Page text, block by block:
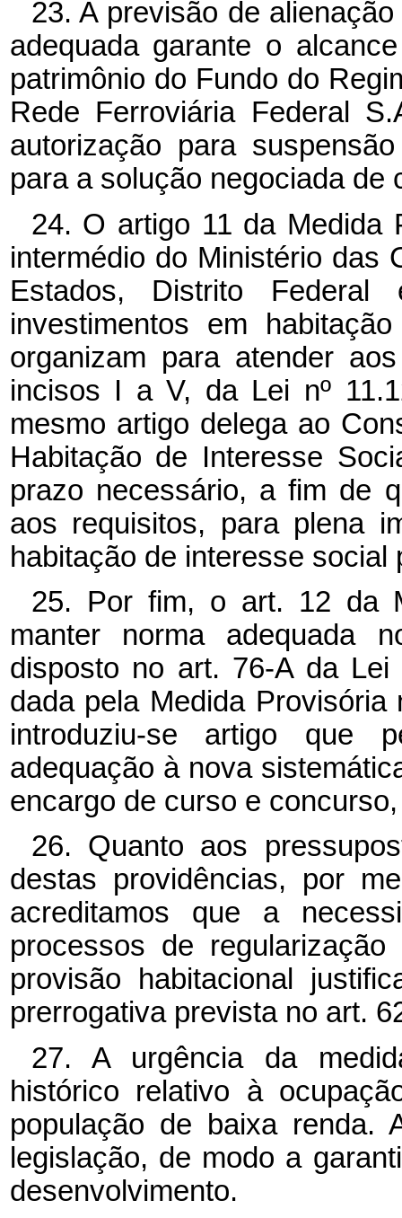
23. A previsão de
adequada garante o
patrimônio do Fundo do
Rede Ferroviária Federal
autorização para
para a solução negociada de
24. O artigo 11 da Medida
intermédio do Ministério das
Estados, Distrito
investimentos em
organizam para atender
incisos I a V, da Lei nº
mesmo artigo delega ao
Habitação de Interesse
prazo necessário, a fim de
aos requisitos, para plena
habitação de interesse
25. Por fim, o art. 12 da
manter norma adequada
disposto no art. 76-A da
dada pela Medida Provisória
introduziu-se artigo que
adequação à nova
encargo de curso e
26. Quanto aos
destas providências, por
acreditamos que a
processos de
provisão habitacional
prerrogativa prevista no art.
27. A urgência da
histórico relativo à
população de baixa renda.
legislação, de modo a
desenvolvimento.